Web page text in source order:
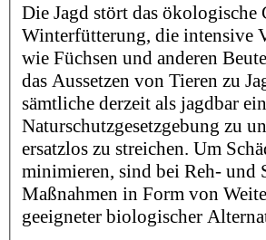
Die Jagd stört das
Winterfütterung, die intensive
wie Füchsen und anderen
das Aussetzen von Tieren zu
sämtliche derzeit als jagdbar
Naturschutzgesetzgebung zu
ersatzlos zu streichen. Um
minimieren, sind bei Reh- und
Maßnahmen in Form von
geeigneter biologischer